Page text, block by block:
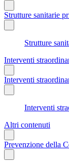
Strutture sanitarie
Strutture
Interventi
Interventi
Interventi
Altri contenuti
Prevenzione della